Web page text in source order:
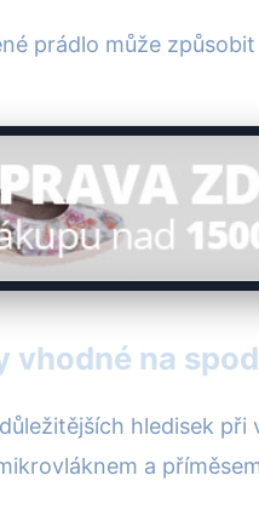
prádlo může
vhodné na
hledisek
a